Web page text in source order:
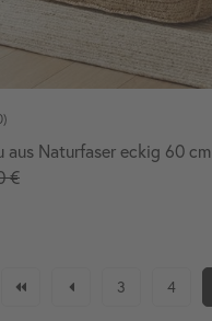
aus Naturfaser eckig 60 cm
€
3 4